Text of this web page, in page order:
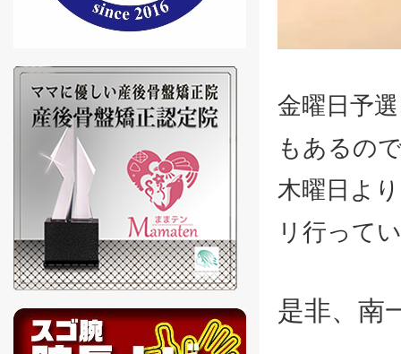
金曜日予
もあるの
木曜日よ
リ行って
是非、南